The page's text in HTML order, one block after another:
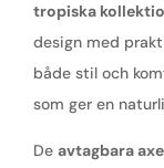
tropiska
design med
både stil och
som ger en
De avtagbara